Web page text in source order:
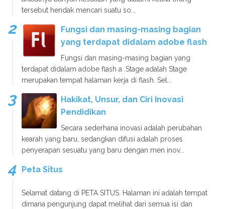
tersebut hendak mencari suatu so...
Fungsi dan masing-masing bagian
yang terdapat didalam adobe flash
Fungsi dan masing-masing bagian yang
terdapat didalam adobe flash a .Stage adalah Stage
merupakan tempat halaman kerja di flash. Sel...
Hakikat, Unsur, dan Ciri Inovasi
Pendidikan
Secara sederhana inovasi adalah perubahan
kearah yang baru, sedangkan difusi adalah proses
penyerapan sesuatu yang baru dengan men inov...
Peta Situs
Selamat datang di PETA SITUS. Halaman ini adalah tempat
dimana pengunjung dapat melihat dari semua isi dan